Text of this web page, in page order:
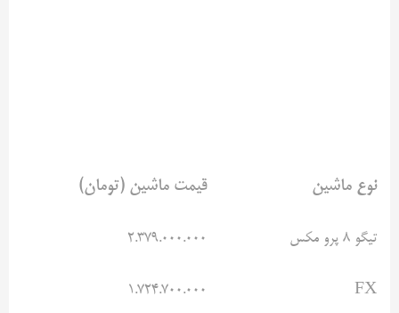
نوع ماشین قیمت ماشین (تومان)
تیگو ۸ پرو مکس ۲.۳۷۹.۰۰۰.۰۰۰
FX ۱.۷۲۴.۷۰۰.۰۰۰